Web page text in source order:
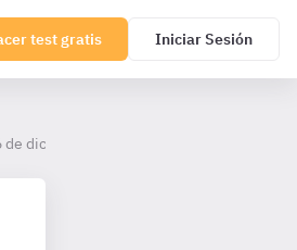
test gratis Iniciar Sesión
de diciembre, del Estatuto Marco del